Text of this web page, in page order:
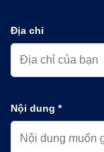
Địa chỉ
Nội dung *